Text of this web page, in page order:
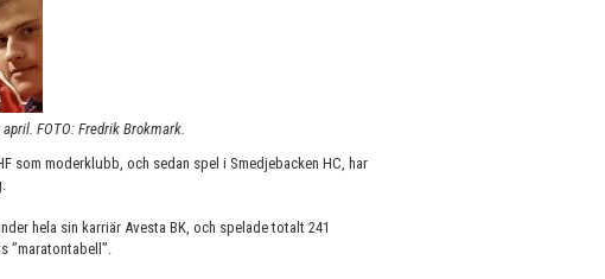
FOTO: Fredrik Brokmark.
som moderklubb, och sedan spel i Smedjebacken HC, har
hela sin karriär Avesta BK, och spelade totalt 241
”maratontabell”.